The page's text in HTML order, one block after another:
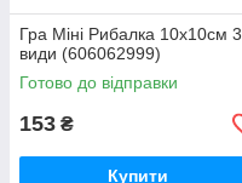
Гра Міні Рибалка 10х10см 3
види (606062999)
Готово до відправки
153 ₴
Купити